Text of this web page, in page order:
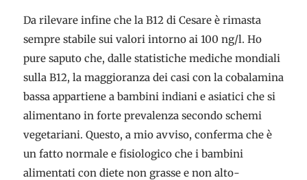
Da rilevare infine che la B12 di Cesare è rimasta
sempre stabile sui valori intorno ai 100 ng/l. Ho
pure saputo che, dalle statistiche mediche mondiali
sulla B12, la maggioranza dei casi con la cobalamina
bassa appartiene a bambini indiani e asiatici che si
alimentano in forte prevalenza secondo schemi
vegetariani. Questo, a mio avviso, conferma che è
un fatto normale e fisiologico che i bambini
alimentati con diete non grasse e non alto-